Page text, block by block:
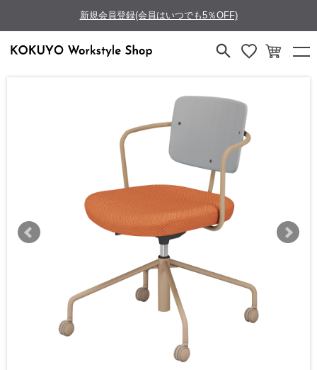
新規会員登録(会員はいつでも5％OFF)